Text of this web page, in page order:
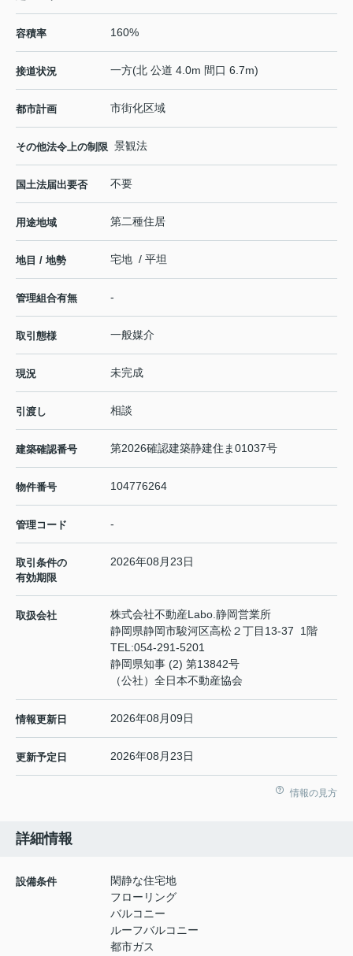
容積率 160%
接道状況 一方(北 公道 4.0m 間口 6.7m)
都市計画 市街化区域
その他法令上の制限 景観法
国土法届出要否 不要
用途地域 第二種住居
地目 / 地勢 宅地 / 平坦
管理組合有無 -
取引態様 一般媒介
現況 未完成
引渡し 相談
建築確認番号 第2026確認建築静建住ま01037号
物件番号 104776264
管理コード -
取引条件の
有効期限
2026年08月23日
取扱会社
株式会社不動産Labo.静岡営業所
静岡県静岡市駿河区高松２丁目13-37 1階
TEL:054-291-5201
静岡県知事 (2) 第13842号
（公社）全日本不動産協会
情報更新日 2026年08月09日
更新予定日 2026年08月23日
情報の見方
詳細情報
設備条件
閑静な住宅地
フローリング
バルコニー
ルーフバルコニー
都市ガス